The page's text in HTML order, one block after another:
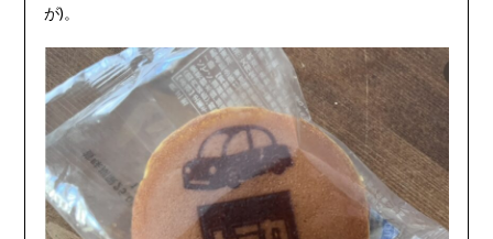
が)。